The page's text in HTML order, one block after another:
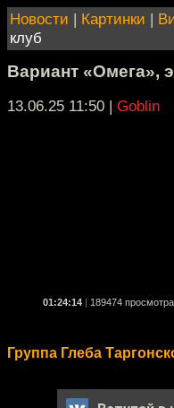
Новости | Картинки |
клуб
Вариант «Омега»,
13.06.25 11:50 | Goblin
01:24:14 189474 просмотра
Группа Глеба